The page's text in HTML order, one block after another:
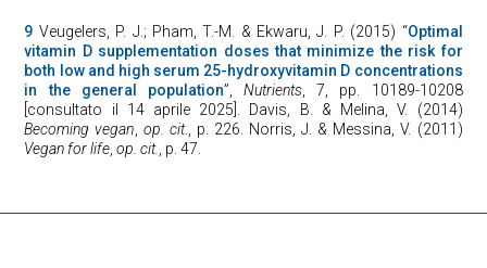
9 Veugelers, P. J.; Pham, T.-M. & Ekwaru, J. P. (2015) “Optimal
vitamin D supplementation doses that minimize the risk for
both low and high serum 25-hydroxyvitamin D concentrations
in the general population”,Nutrients , 7, pp. 10189-10208
[consultato il 14 aprile 2025]. Davis, B. & Melina, V. (2014)
Becoming vegan op. cit., p. 226. Norris, J. & Messina, V. (2011)
Vegan for life ,op. cit. , p. 47.